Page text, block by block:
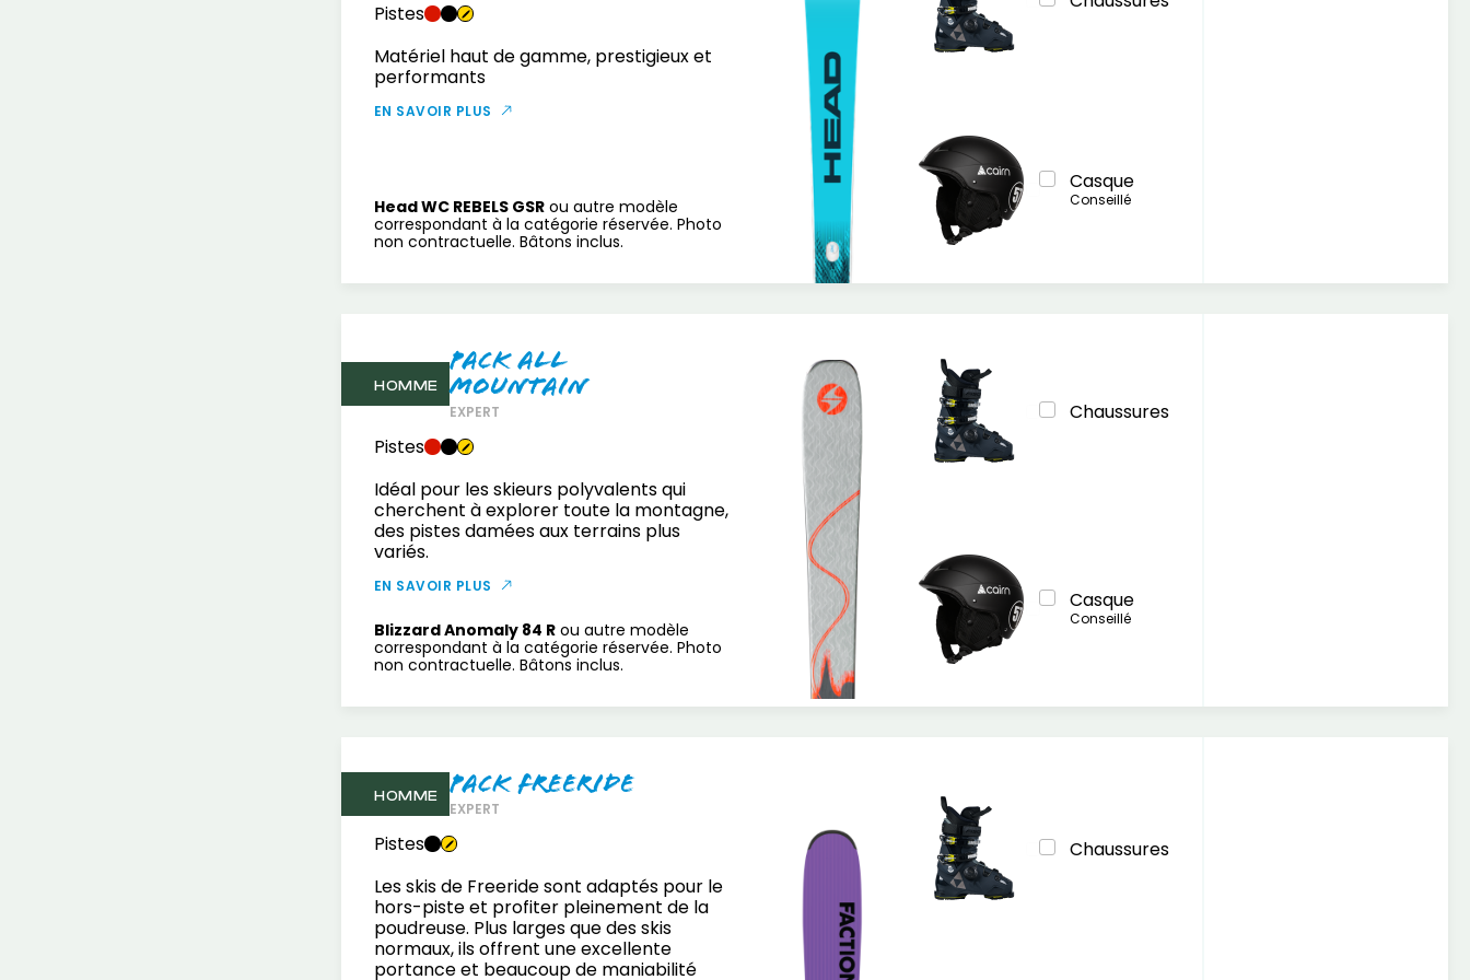
Pistes
Matériel haut de gamme, prestigieux et
performants
EN SAVOIR PLUS
Head WC REBELS GSR ou autre modèle
correspondant à la catégorie réservée. Photo
non contractuelle. Bâtons inclus.
Casque
Conseillé
HOMME
Pack All
mountain
EXPERT
Pistes
Idéal pour les skieurs polyvalents qui
cherchent à explorer toute la montagne,
des pistes damées aux terrains plus
variés.
EN SAVOIR PLUS
Blizzard Anomaly 84 R ou autre modèle
correspondant à la catégorie réservée. Photo
non contractuelle. Bâtons inclus.
Chaussures
Casque
Conseillé
HOMME Pack Freeride
EXPERT
Pistes
Les skis de Freeride sont adaptés pour le
hors-piste et profiter pleinement de la
poudreuse. Plus larges que des skis
normaux, ils offrent une excellente
portance et beaucoup de maniabilité
Chaussures